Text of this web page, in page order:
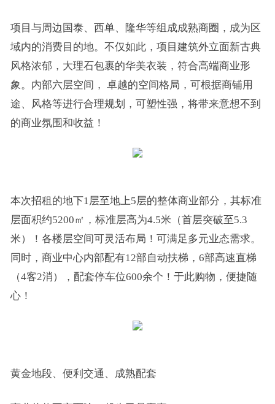
项目与周边国泰、西单、隆华等组成成熟商圈，成为区
域内的消费目的地。不仅如此，项目建筑外立面新古典
风格浓郁，大理石包裹的华美衣装，符合高端商业形
象。内部六层空间， 卓越的空间格局，可根据商铺用
途、风格等进行合理规划，可塑性强，将带来意想不到
的商业氛围和收益！
本次招租的地下1层至地上5层的整体商业部分，其标准
层面积约5200㎡，标准层高为4.5米（首层突破至5.3
米）！各楼层空间可灵活布局！可满足多元业态需求。
同时，商业中心内部配有12部自动扶梯，6部高速直梯
（4客2消），配套停车位600余个！于此购物，便捷随
心！
黄金地段、便利交通、成熟配套